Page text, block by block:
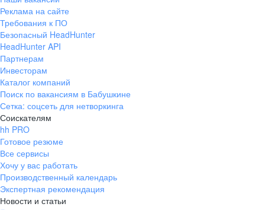
+7 343 226-79-99
pr@ural.hh.ru
ул. Янковского, д. 169, 7 этаж,
706 каб.
+7 861 205-55-57
pr@krd.hh.ru
Владивосток
пер. Ланинский д. 4, офис 3.4
+7 423 202-33-28
pr@dv.hh.ru
Реклама на сайте
Требования к ПО
Безопасный HeadHunter
HeadHunter API
Партнерам
Инвесторам
Каталог компаний
Поиск по вакансиям в Бабушкине
Сетка: соцсеть для нетворкинга
Соискателям
hh PRO
Готовое резюме
Все сервисы
Хочу у вас работать
Производственный календарь
Экспертная рекомендация
Новости и статьи